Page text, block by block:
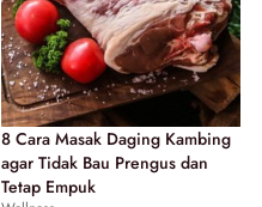
8 Cara Masak Daging Kambing
agar Tidak Bau Prengus dan
Tetap Empuk